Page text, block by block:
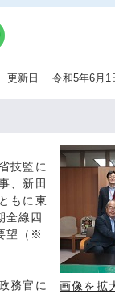
更新日 令和5年6月1
画像を拡
技監に
、新田
もに東
全線四
望（※
務官に